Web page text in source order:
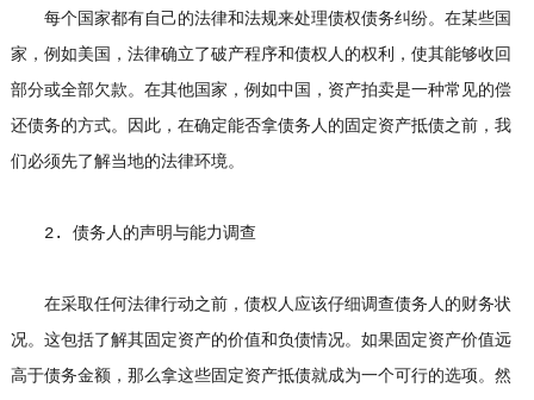
每个国家都有自己的法律和法规来处理债权债务纠纷。在某些国
家，例如美国，法律确立了破产程序和债权人的权利，使其能够收回
部分或全部欠款。在其他国家，例如中国，资产拍卖是一种常见的偿
还债务的方式。因此，在确定能否拿债务人的固定资产抵债之前，我
们必须先了解当地的法律环境。
2. 债务人的声明与能力调查
在采取任何法律行动之前，债权人应该仔细调查债务人的财务状
况。这包括了解其固定资产的价值和负债情况。如果固定资产价值远
高于债务金额，那么拿这些固定资产抵债就成为一个可行的选项。然